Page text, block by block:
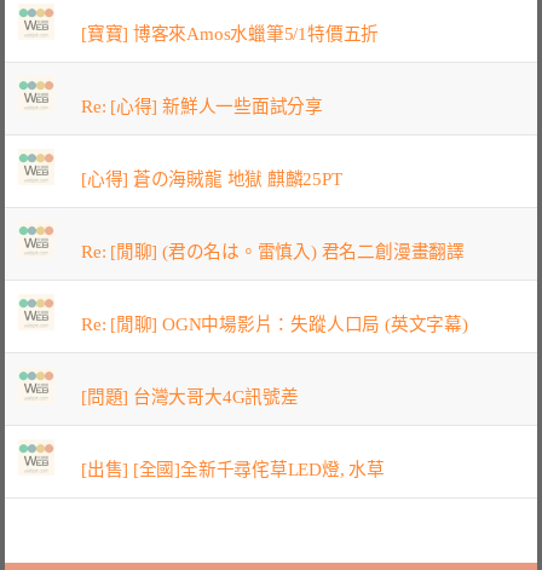
[寶寶] 博客來Amos水蠟筆5/1特價五折
Re: [心得] 新鮮人一些面試分享
[心得] 蒼の海賊龍 地獄 麒麟25PT
Re: [閒聊] (君の名は。雷慎入) 君名二創漫畫翻譯
Re: [閒聊] OGN中場影片：失蹤人口局 (英文字幕)
[問題] 台灣大哥大4G訊號差
[出售] [全國]全新千尋侘草LED燈, 水草